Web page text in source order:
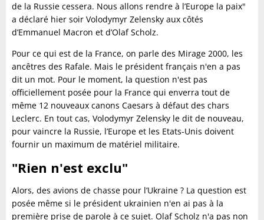
de la Russie cessera. Nous allons rendre à l’Europe la paix"
a déclaré hier soir Volodymyr Zelensky aux côtés
d’Emmanuel Macron et d’Olaf Scholz.
Pour ce qui est de la France, on parle des Mirage 2000, les
ancêtres des Rafale. Mais le président français n'en a pas
dit un mot. Pour le moment, la question n'est pas
officiellement posée pour la France qui enverra tout de
même 12 nouveaux canons Caesars à défaut des chars
Leclerc. En tout cas, Volodymyr Zelensky le dit de nouveau,
pour vaincre la Russie, l’Europe et les Etats-Unis doivent
fournir un maximum de matériel militaire.
"Rien n'est exclu"
Alors, des avions de chasse pour l’Ukraine ? La question est
posée même si le président ukrainien n'en ai pas à la
première prise de parole à ce sujet. Olaf Scholz n'a pas non